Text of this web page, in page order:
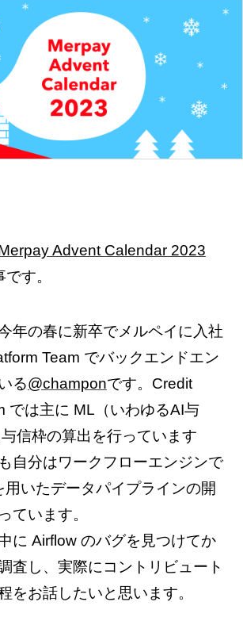
Advent Calendar 2023
す。
年の春に新卒でメルペイに入社
Team でバックエンドエン
る@champonです。Credit
では主に ML（いわゆるAI与
信枠の算出を行っています
自分はワークフローエンジンで
用いたデータパイプラインの開
ています。
に Airflow のバグを見つけてか
査し、実際にコントリビュート
をお話したいと思います。